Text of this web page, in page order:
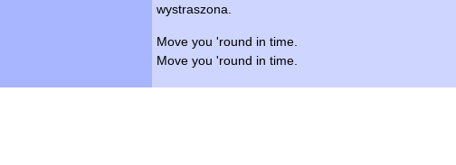
wystraszona.
Move you 'round in time.
Move you 'round in time.